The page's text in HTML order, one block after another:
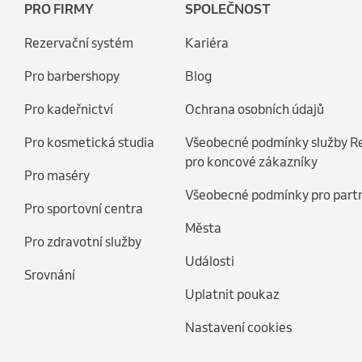
PRO FIRMY
Rezervační systém
Pro barbershopy
Pro kadeřnictví
Pro kosmetická studia
Pro maséry
Pro sportovní centra
Pro zdravotní služby
Srovnání
SPOLEČNOST
Kariéra
Blog
Ochrana osobních údajů
Všeobecné podmínky služby
pro koncové zákazníky
Všeobecné podmínky pro
Města
Události
Uplatnit poukaz
Nastavení cookies